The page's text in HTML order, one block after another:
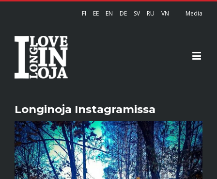
FI EE EN DE SV RU VN Media
Longinoja Instagramissa
View
Larger
Image